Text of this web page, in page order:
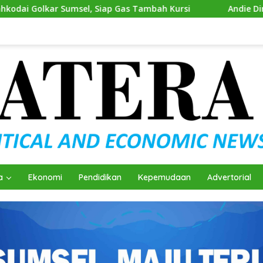
Siap Gas Tambah Kursi Andie Dinialdie Kembalikan
Ekonomi Pendidikan Kepemudaan Advertorial